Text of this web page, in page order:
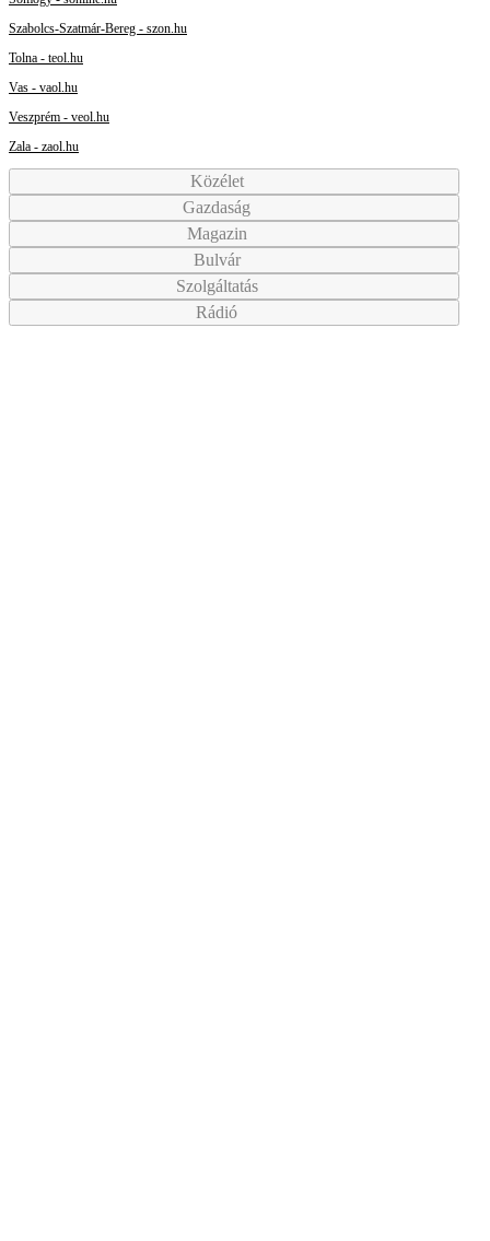
Szabolcs-Szatmár-Bereg - szon.hu
Tolna - teol.hu
Vas - vaol.hu
Veszprém - veol.hu
Zala - zaol.hu
Közélet
Gazdaság
Magazin
Bulvár
Szolgáltatás
Rádió